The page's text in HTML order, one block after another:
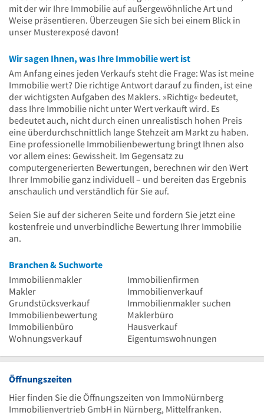
mit der wir Ihre Immobilie auf außergewöhnliche Art und
Weise präsentieren. Überzeugen Sie sich bei einem Blick in
unser Musterexposé davon!
Wir sagen Ihnen, was Ihre Immobilie wert ist
Am Anfang eines jeden Verkaufs steht die Frage: Was ist meine
Immobilie wert? Die richtige Antwort darauf zu finden, ist eine
der wichtigsten Aufgaben des Maklers. »Richtig« bedeutet,
dass Ihre Immobilie nicht unter Wert verkauft wird. Es
bedeutet auch, nicht durch einen unrealistisch hohen Preis
eine überdurchschnittlich lange Stehzeit am Markt zu haben.
Eine professionelle Immobilienbewertung bringt Ihnen also
vor allem eines: Gewissheit. Im Gegensatz zu
computergenerierten Bewertungen, berechnen wir den Wert
Ihrer Immobilie ganz individuell – und bereiten das Ergebnis
anschaulich und verständlich für Sie auf.
Seien Sie auf der sicheren Seite und fordern Sie jetzt eine
kostenfreie und unverbindliche Bewertung Ihrer Immobilie
an.
Branchen & Suchworte
Immobilienmakler
Immobilienfirmen
Makler
Immobilienverkauf
Grundstücksverkauf
Immobilienmakler suchen
Immobilienbewertung
Maklerbüro
Immobilienbüro
Hausverkauf
Wohnungsverkauf
Eigentumswohnungen
Öffnungszeiten
Hier finden Sie die Öffnungszeiten von ImmoNürnberg
Immobilienvertrieb GmbH in Nürnberg, Mittelfranken.